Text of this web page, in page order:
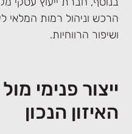
הרכש וניהול רמות המלאי
ושיפור הרווחיות.
ייצור פנימי
האיזון הנכון